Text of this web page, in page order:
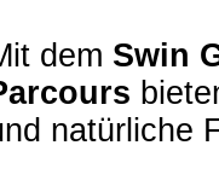
dem Swin
natürliche